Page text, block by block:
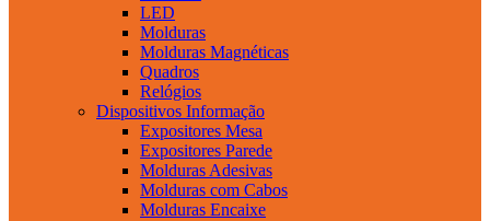
LED
Molduras
Molduras Magnéticas
Quadros
Relógios
Dispositivos Informação
Expositores Mesa
Expositores Parede
Molduras Adesivas
Molduras com Cabos
Molduras Encaixe